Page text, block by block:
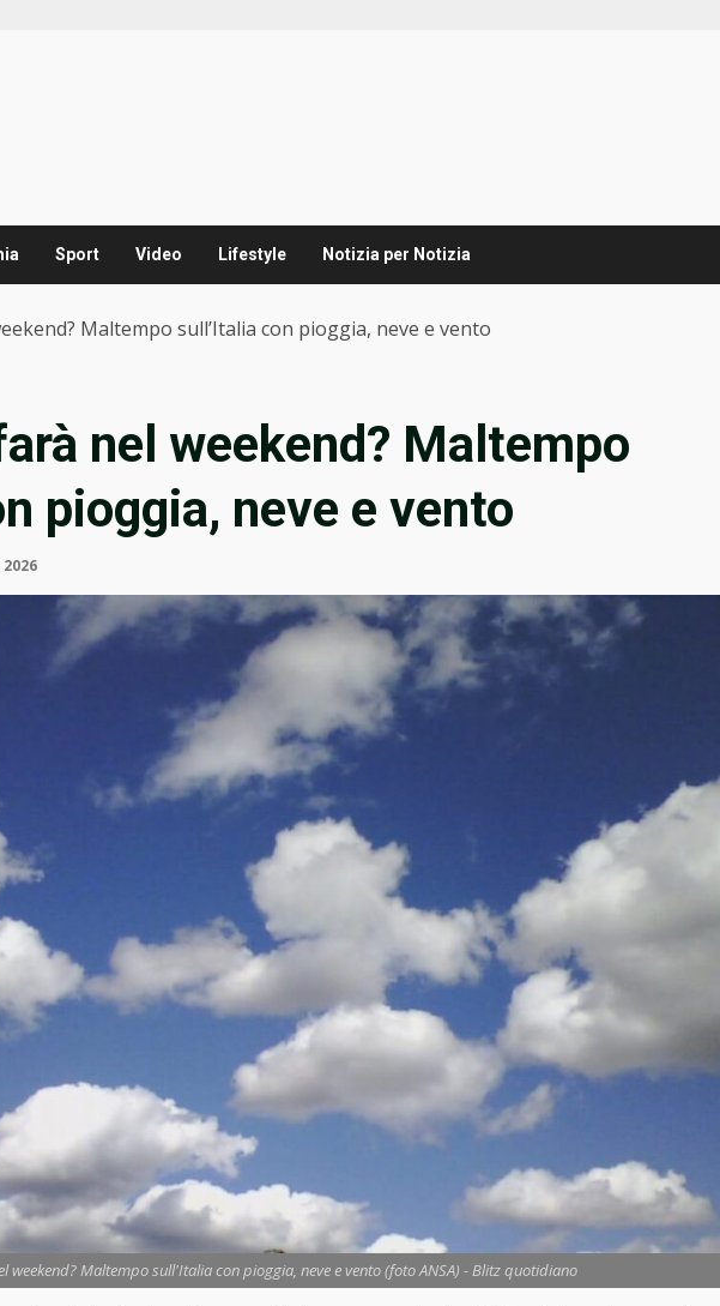
Sport Video Lifestyle Notizia per Notizia
Maltempo sull’Italia con pioggia, neve e vento
nel weekend? Maltempo
pioggia, neve e vento
weekend? Maltempo sull'Italia con pioggia, neve e vento (foto ANSA) - Blitz quotidiano